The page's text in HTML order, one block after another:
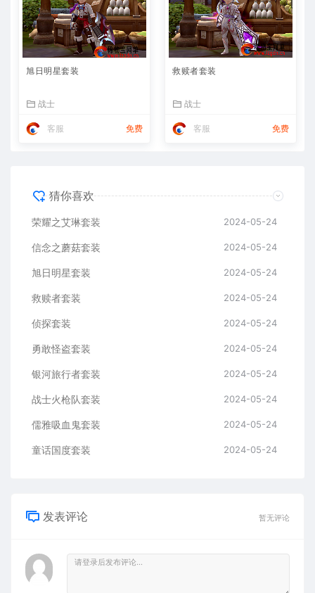
旭日明星套装
战士
客服 免费
救赎者套装
战士
客服 免费
猜你喜欢
荣耀之艾琳套装 2024-05-24
信念之蘑菇套装 2024-05-24
旭日明星套装 2024-05-24
救赎者套装 2024-05-24
侦探套装 2024-05-24
勇敢怪盗套装 2024-05-24
银河旅行者套装 2024-05-24
战士火枪队套装 2024-05-24
儒雅吸血鬼套装 2024-05-24
童话国度套装 2024-05-24
发表评论 暂无评论